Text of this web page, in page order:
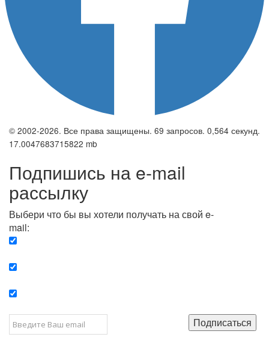
© 2002-2026. Все права защищены. 69 запросов. 0,564 секунд.
17.0047683715822 mb
Подпишись на e-mail
рассылку
Выбери что бы вы хотели получать на свой e-
mail:
Подписаться